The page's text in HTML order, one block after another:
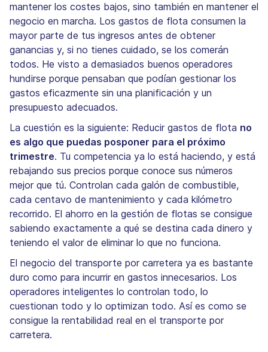
mantener los costes bajos, sino también en mantener el
negocio en marcha. Los gastos de flota consumen la
mayor parte de tus ingresos antes de obtener
ganancias y, si no tienes cuidado, se los comerán
todos. He visto a demasiados buenos operadores
hundirse porque pensaban que podían gestionar los
gastos eficazmente sin una planificación y un
presupuesto adecuados.
La cuestión es la siguiente: Reducir gastos de flota no
es algo que puedas posponer para el próximo
trimestre. Tu competencia ya lo está haciendo, y está
rebajando sus precios porque conoce sus números
mejor que tú. Controlan cada galón de combustible,
cada centavo de mantenimiento y cada kilómetro
recorrido. El ahorro en la gestión de flotas se consigue
sabiendo exactamente a qué se destina cada dinero y
teniendo el valor de eliminar lo que no funciona.
El negocio del transporte por carretera ya es bastante
duro como para incurrir en gastos innecesarios. Los
operadores inteligentes lo controlan todo, lo
cuestionan todo y lo optimizan todo. Así es como se
consigue la rentabilidad real en el transporte por
carretera.